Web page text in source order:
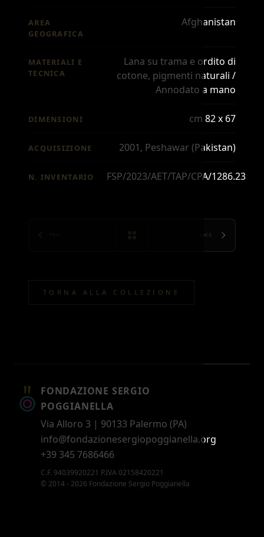
AREA
GEOGRAFICA
Afghanistan
MATERIALI E
TECNICA
Lana su trama e ordito di
cotone, pigmenti naturali /
Annodato a mano
DIMENSIONI cm 82 x 67
ACQUISIZIONE 2001, Peshawar (Pakistan)
N. INVENTARIO FSP/2023/AET/TAP/CPA/1286.23
SUCC.
TORNA ALLA COLLEZIONE
FONDAZIONE SERGIO
POGGIANELLA
Via Alloro 3 | 90133 Palermo (PA)
info@fondazionesergiopoggianella.org
+39 345 7686466
C.F. 94039920221 P.IVA 02158420221
© 2014 - 2026 Fondazione Sergio Poggianella